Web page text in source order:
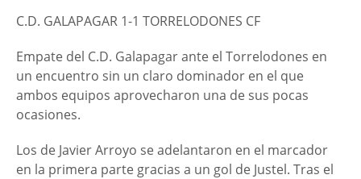
C.D. GALAPAGAR 1-1 TORRELODONES CF
Empate del C.D. Galapagar ante el Torrelodones en
un encuentro sin un claro dominador en el que
ambos equipos aprovecharon una de sus pocas
ocasiones.
Los de Javier Arroyo se adelantaron en el marcador
en la primera parte gracias a un gol de Justel. Tras el